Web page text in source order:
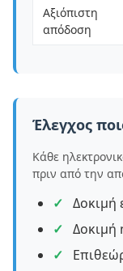
Αξιόπιστη
απόδοση
Έλεγχος
Κάθε
πριν από την
Δοκιμή
Δοκιμή